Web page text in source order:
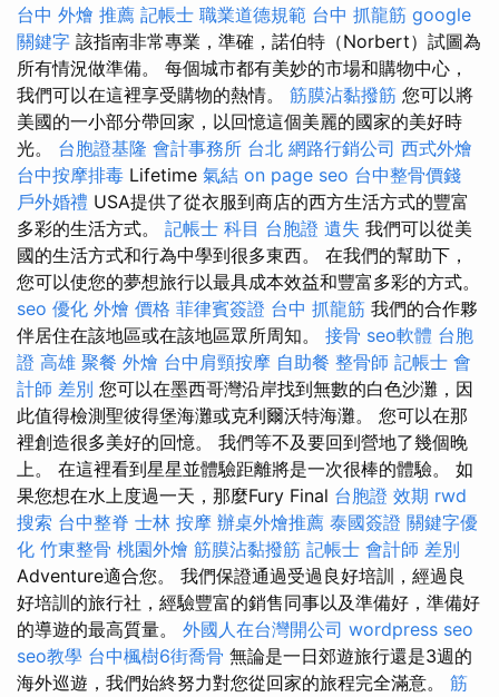
台中 外燴 推薦 記帳士 職業道德規範 台中 抓龍筋 google
關鍵字 該指南非常專業，準確，諾伯特（Norbert）試圖為
所有情況做準備。 每個城市都有美妙的市場和購物中心，
我們可以在這裡享受購物的熱情。 筋膜沾黏撥筋 您可以將
美國的一小部分帶回家，以回憶這個美麗的國家的美好時
光。 台胞證基隆 會計事務所 台北 網路行銷公司 西式外燴
台中按摩排毒 Lifetime 氣結 on page seo 台中整骨價錢
戶外婚禮 USA提供了從衣服到商店的西方生活方式的豐富
多彩的生活方式。 記帳士 科目 台胞證 遺失 我們可以從美
國的生活方式和行為中學到很多東西。 在我們的幫助下，
您可以使您的夢想旅行以最具成本效益和豐富多彩的方式。
seo 優化 外燴 價格 菲律賓簽證 台中 抓龍筋 我們的合作夥
伴居住在該地區或在該地區眾所周知。 接骨 seo軟體 台胞
證 高雄 聚餐 外燴 台中肩頸按摩 自助餐 整骨師 記帳士 會
計師 差別 您可以在墨西哥灣沿岸找到無數的白色沙灘，因
此值得檢測聖彼得堡海灘或克利爾沃特海灘。 您可以在那
裡創造很多美好的回憶。 我們等不及要回到營地了幾個晚
上。 在這裡看到星星並體驗距離將是一次很棒的體驗。 如
果您想在水上度過一天，那麼Fury Final 台胞證 效期 rwd
搜索 台中整脊 士林 按摩 辦桌外燴推薦 泰國簽證 關鍵字優
化 竹東整骨 桃園外燴 筋膜沾黏撥筋 記帳士 會計師 差別
Adventure適合您。 我們保證通過受過良好培訓，經過良
好培訓的旅行社，經驗豐富的銷售同事以及準備好，準備好
的導遊的最高質量。 外國人在台灣開公司 wordpress seo
seo教學 台中楓樹6街喬骨 無論是一日郊遊旅行還是3週的
海外巡遊，我們始終努力對您從回家的旅程完全滿意。 筋